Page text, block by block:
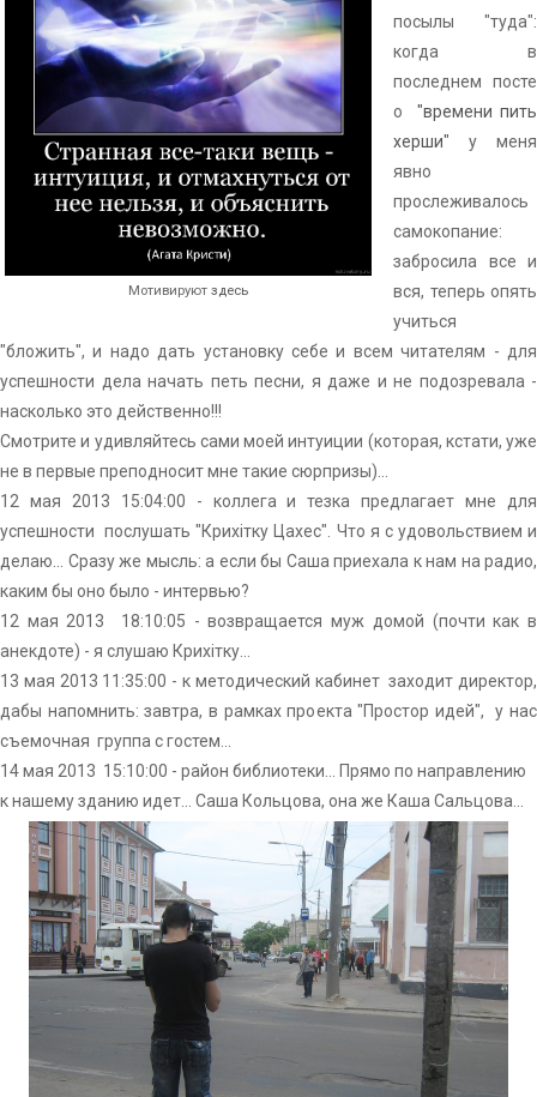
Мотивируют здесь
посылы "туда":
когда в
последнем посте
о "времени пить
херши" у меня
явно
прослеживалось
самокопание:
забросила все и
вся, теперь опять
учиться
"бложить", и надо дать установку себе и всем читателям - для
успешности дела начать петь песни, я даже и не подозревала -
насколько это действенно!!!
Смотрите и удивляйтесь сами моей интуиции (которая, кстати, уже
не в первые преподносит мне такие сюрпризы)...
12 мая 2013 15:04:00 - коллега и тезка предлагает мне для
успешности послушать "Крихітку Цахес". Что я с удовольствием и
делаю... Сразу же мысль: а если бы Саша приехала к нам на радио,
каким бы оно было - интервью?
12 мая 2013 18:10:05 - возвращается муж домой (почти как в
анекдоте) - я слушаю Крихітку...
13 мая 2013 11:35:00 - к методический кабинет заходит директор,
дабы напомнить: завтра, в рамках проекта "Простор идей", у нас
съемочная группа с гостем...
14 мая 2013 15:10:00 - район библиотеки... Прямо по направлению
к нашему зданию идет... Саша Кольцова, она же Каша Сальцова...